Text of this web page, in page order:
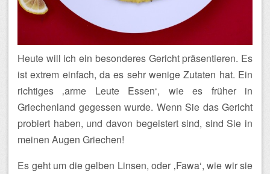
Heute will ich ein besonderes Gericht präsentieren. Es
ist extrem einfach, da es sehr wenige Zutaten hat. Ein
richtiges ‚arme Leute Essen‘, wie es früher in
Griechenland gegessen wurde. Wenn Sie das Gericht
probiert haben, und davon begeistert sind, sind Sie in
meinen Augen Griechen!
Es geht um die gelben Linsen, oder ‚Fawa‘, wie wir sie